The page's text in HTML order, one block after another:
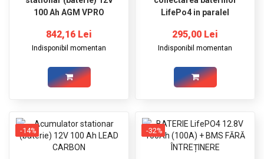
100 Ah AGM VPRO
842,16 Lei
Indisponibil momentan
LifePo4 in paralel
295,00 Lei
Indisponibil momentan
-14% -32%